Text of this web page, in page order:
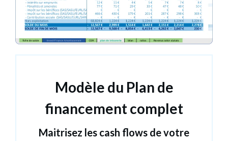
Modèle du Plan de
financement complet
Maitrisez les cash flows de votre